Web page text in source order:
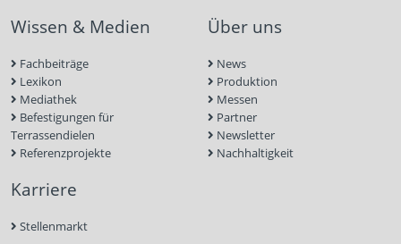
Wissen & Medien
Fachbeiträge
Lexikon
Mediathek
Befestigungen für
Terrassendielen
Referenzprojekte
Über uns
News
Produktion
Messen
Partner
Newsletter
Nachhaltigkeit
Karriere
Stellenmarkt